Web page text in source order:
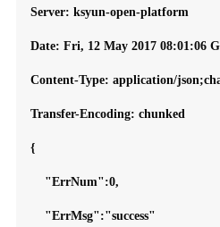
Server: ksyun-open-platform
Date: Fri, 12 May 2017 08:01:06
Content-Type: application/
Transfer-Encoding: chunked
{
    "ErrNum":0,
    "ErrMsg":"success"